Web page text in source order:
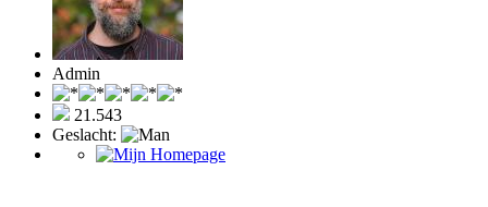
Admin
21.543
Geslacht: